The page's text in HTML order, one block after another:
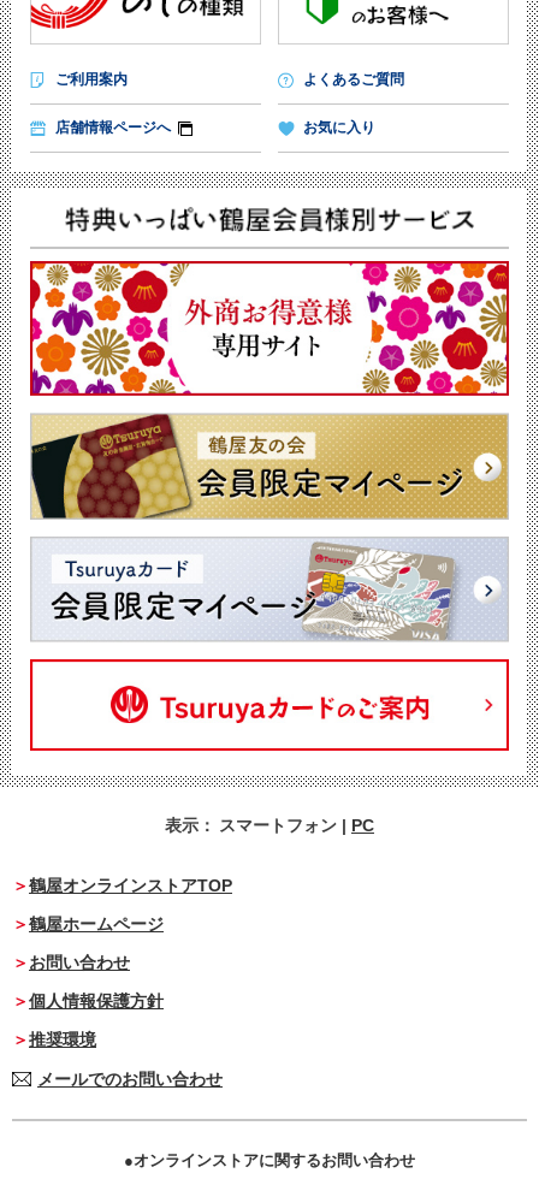
ご利用案内 よくあるご質問
店舗情報ページへ お気に入り
表示： スマートフォン | PC
鶴屋オンラインストアTOP
鶴屋ホームページ
お問い合わせ
個人情報保護方針
推奨環境
メールでのお問い合わせ
オンラインストアに関するお問い合わせ